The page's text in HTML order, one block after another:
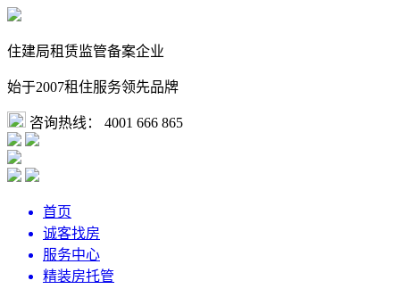
住建局租赁监管备案企业
始于2007租住服务领先品牌
咨询热线： 4001 666 865
首页
诚客找房
服务中心
精装房托管